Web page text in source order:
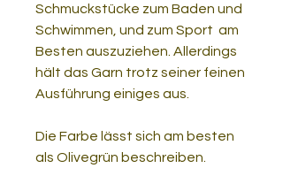
Schmuckstücke zum Baden und
Schwimmen, und zum Sport am
Besten auszuziehen. Allerdings
hält das Garn trotz seiner feinen
Ausführung einiges aus.
Die Farbe lässt sich am besten
als Olivegrün beschreiben.